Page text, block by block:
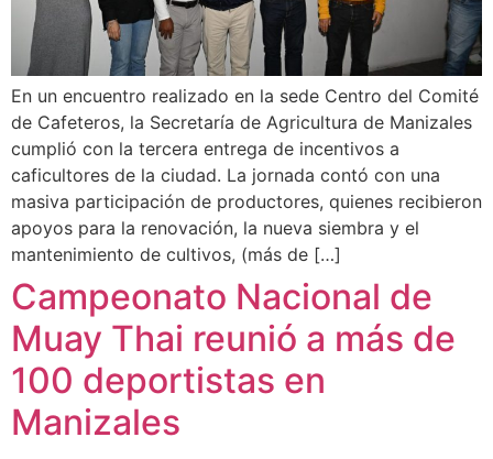
En un encuentro realizado en la sede Centro del Comité
de Cafeteros, la Secretaría de Agricultura de Manizales
cumplió con la tercera entrega de incentivos a
caficultores de la ciudad. La jornada contó con una
masiva participación de productores, quienes recibieron
apoyos para la renovación, la nueva siembra y el
mantenimiento de cultivos, (más de […]
Campeonato Nacional de
Muay Thai reunió a más de
100 deportistas en
Manizales